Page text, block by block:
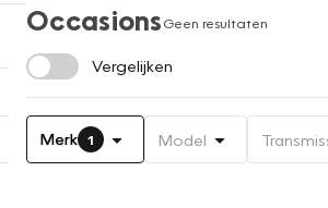
OccasionsGeen resultaten
Vergelijken
Merk 1 Model